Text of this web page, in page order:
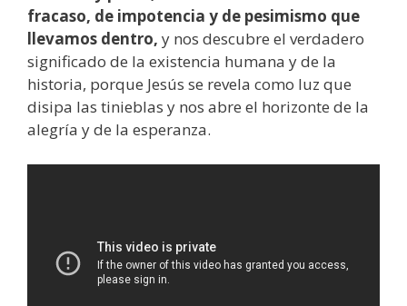
fracaso, de impotencia y de pesimismo que
llevamos dentro, y nos descubre el verdadero
significado de la existencia humana y de la
historia, porque Jesús se revela como luz que
disipa las tinieblas y nos abre el horizonte de la
alegría y de la esperanza.